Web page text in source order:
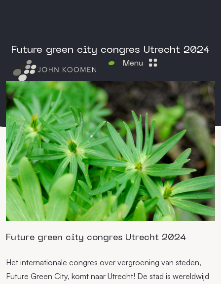
Menu
Future green city congres Utrecht 2024
Future green city congres Utrecht 2024
Het internationale congres over vergroening van steden,
Future Green City, komt naar Utrecht! De stad is wereldwijd